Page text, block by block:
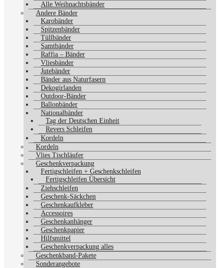
Alle Weihnachtsbänder
Andere Bänder
Karobänder
Spitzenbänder
Tüllbänder
Samtbänder
Raffia – Bänder
Vliesbänder
Jutebänder
Bänder aus Naturfasern
Dekogirlanden
Outdoor-Bänder
Ballonbänder
Nationalbänder
Tag der Deutschen Einheit
Revers Schleifen
Kordeln
Kordeln
Vlies Tischläufer
Geschenkverpackung
Fertigschleifen + Geschenkschleifen
Fertigschleifen Übersicht
Ziehschleifen
Geschenk-Säckchen
Geschenkaufkleber
Accessoires
Geschenkanhänger
Geschenkpapier
Hilfsmittel
Geschenkverpackung alles
Geschenkband-Pakete
Sonderangebote